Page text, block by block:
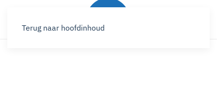
Terug naar hoofdinhoud